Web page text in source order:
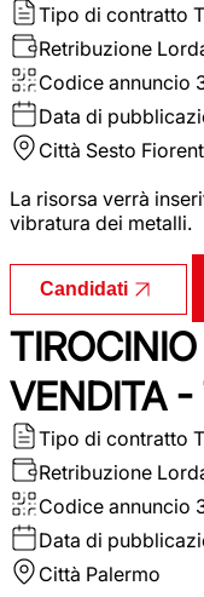
Tipo di contratto
Retribuzione
Codice annuncio
Data di
Città Sesto
La risorsa verrà
vibratura dei metalli.
Candidati
VENDITA
Tipo di contratto
Retribuzione
Codice annuncio
Data di
Città Palermo